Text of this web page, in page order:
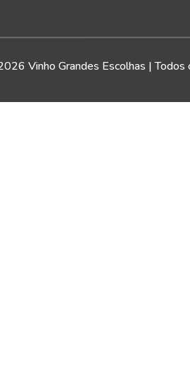
Vinho Grandes Escolhas | Todos